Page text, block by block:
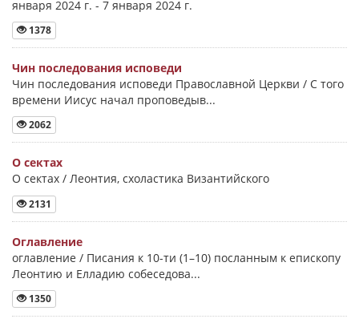
января 2024 г. - 7 января 2024 г.
1378
Чин последования исповеди
Чин последования исповеди Православной Церкви / С того
времени Иисус начал проповедыв...
2062
О сектах
О сектах / Леонтия, схоластика Византийского
2131
Оглавление
оглавление / Писания к 10-ти (1–10) посланным к епископу
Леонтию и Елладию собеседова...
1350